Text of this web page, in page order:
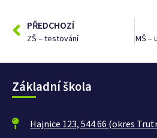
PŘEDCHOZÍ
ZŠ – testování MŠ –
Základní škola
Hajnice 123, 544 66 (okres